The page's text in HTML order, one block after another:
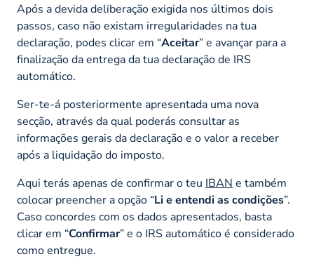
Após a devida deliberação exigida nos últimos dois
passos, caso não existam irregularidades na tua
declaração, podes clicar em “Aceitar” e avançar para a
finalização da entrega da tua declaração de IRS
automático.
Ser-te-á posteriormente apresentada uma nova
secção, através da qual poderás consultar as
informações gerais da declaração e o valor a receber
após a liquidação do imposto.
Aqui terás apenas de confirmar o teu IBAN e também
colocar preencher a opção “Li e entendi as condições”.
Caso concordes com os dados apresentados, basta
clicar em “Confirmar” e o IRS automático é considerado
como entregue.